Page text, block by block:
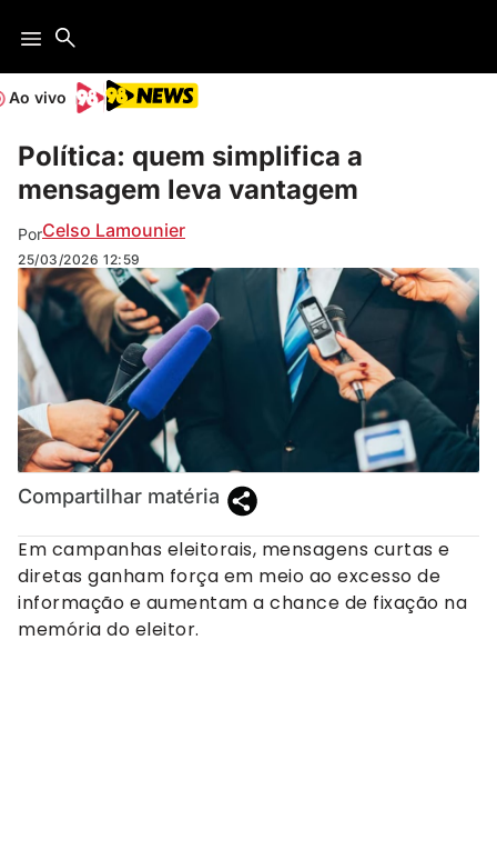
Ao vivo
Política: quem simplifica a
mensagem leva vantagem
PorCelso Lamounier
25/03/2026 12:59
Compartilhar matéria
Em campanhas eleitorais, mensagens curtas e
diretas ganham força em meio ao excesso de
informação e aumentam a chance de fixação na
memória do eleitor.